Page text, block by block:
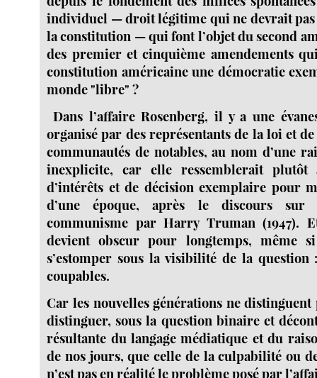
individuel — droit légitime qui ne devrait pas
la constitution — qui font l’objet du second
des premier et cinquième amendements
constitution américaine une démocratie
monde "libre" ?
Dans l’affaire Rosenberg, il y a une
organisé par des représentants de la loi et
communautés de notables, au nom d’une
inexplicite, car elle ressemblerait plutôt
d’intérêts et de décision exemplaire pour
d’une époque, après le discours sur
communisme par Harry Truman (1947).
devient obscur pour longtemps, même
s’estomper sous la visibilité de la question
coupables.
Car les nouvelles générations ne distinguent
distinguer, sous la question binaire et
résultante du langage médiatique et du
de nos jours, que celle de la culpabilité ou
n’est pas en réalité le problème posé par